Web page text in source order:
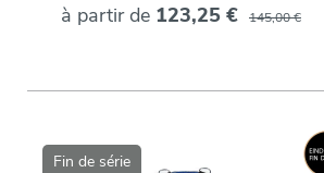
à partir de 123,25 € 145,00 €
Fin de série